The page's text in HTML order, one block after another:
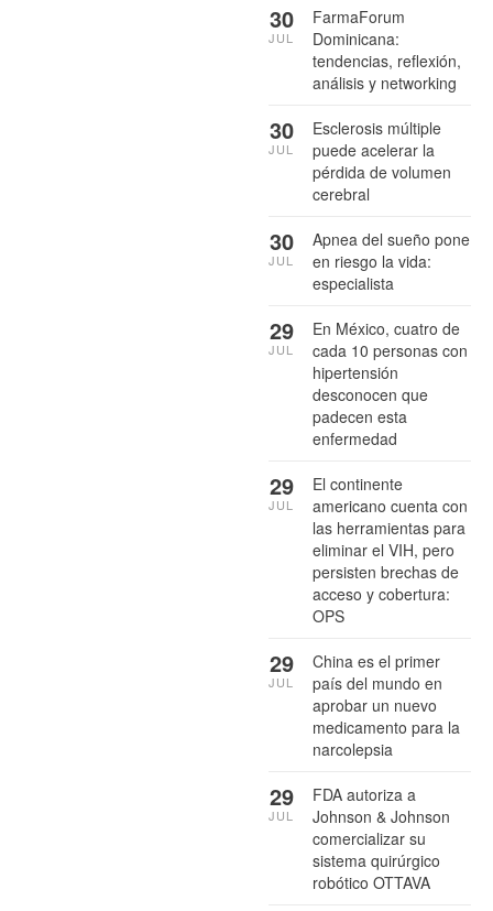
FarmaForum
Dominicana:
tendencias, reflexión,
análisis y networking
30
JUL
Esclerosis múltiple
puede acelerar la
pérdida de volumen
cerebral
30
JUL
Apnea del sueño pone
en riesgo la vida:
especialista
30
JUL
En México, cuatro de
cada 10 personas con
hipertensión
desconocen que
padecen esta
enfermedad
29
JUL
El continente
americano cuenta con
las herramientas para
eliminar el VIH, pero
persisten brechas de
acceso y cobertura:
OPS
29
JUL
China es el primer
país del mundo en
aprobar un nuevo
medicamento para la
narcolepsia
29
JUL
FDA autoriza a
Johnson & Johnson
comercializar su
sistema quirúrgico
robótico OTTAVA
29
JUL